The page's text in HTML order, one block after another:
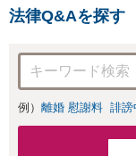
法律Q&Aを探す
例） 離婚 慰謝料 誹謗